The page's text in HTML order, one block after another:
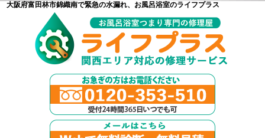
大阪府富田林市錦織南で緊急の水漏れ、お風呂浴室のライフプラス